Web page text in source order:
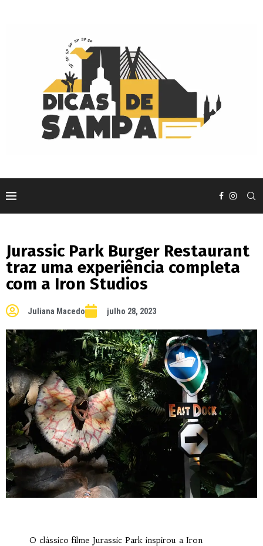
Jurassic Park Burger Restaurant
traz uma experiência completa
com a Iron Studios
Juliana Macedo julho 28, 2023
O clássico filme Jurassic Park inspirou a Iron